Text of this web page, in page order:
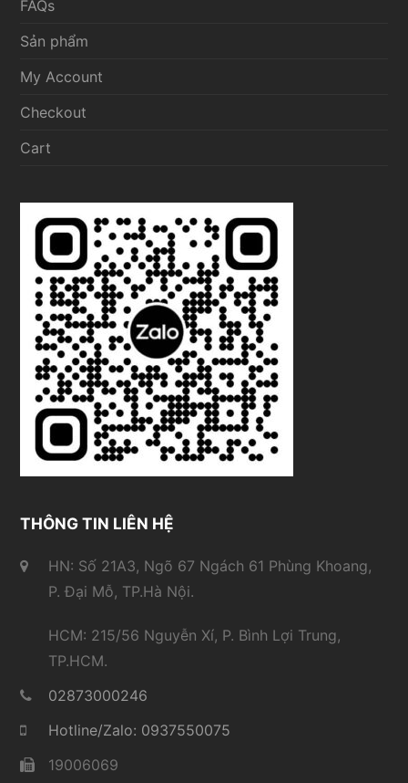
FAQs
Sản phẩm
My Account
Checkout
Cart
THÔNG TIN LIÊN HỆ
HN: Số 21A3, Ngõ 67 Ngách 61 Phùng Khoang,
P. Đại Mỗ, TP.Hà Nội.
HCM: 215/56 Nguyễn Xí, P. Bình Lợi Trung,
TP.HCM.
02873000246
Hotline/Zalo: 0937550075
19006069